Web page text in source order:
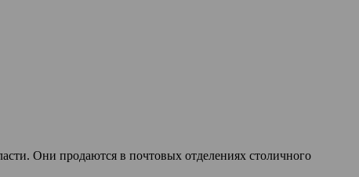
Они продаются в почтовых отделениях столичного